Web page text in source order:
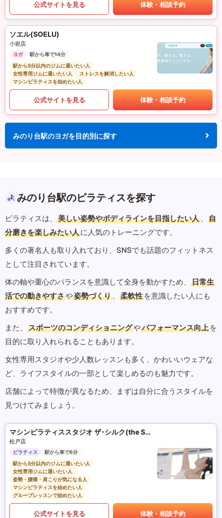
公式サイトを見る 体験・相談予約
ソエル(SOELU)
小岩店
ヨガ
駅から車で14分
駅から5分以内のジムに通いたい人
女性専用ジムに通いたい人
ストレスを解消したい人
マシンピラティスを始めたい人
公式サイトを見る 体験・相談予約
みのり台駅のヨガを目的別に探す
みのり台駅のピラティスを探す
ピラティスは、 美しい姿勢やボディラインを目指したい人 、
自
分磨きを楽しみたい人に人気のトレーニングです。
多くの著名人も取り入れており、SNSでも話題のフィットネス
として注目されています。
体の軸や重心のバランスを意識して全身を動かすため、
日常生
活での動きやすさや姿勢づくり 、 柔軟性 を意識したい人にも
おすすめです。
また、
スポーツのコンディショニングやパフォーマンス向上 を
目的に取り入れられることもあります。
女性専用スタジオや少人数レッスンも多く、かわいいウェアな
ど、ライフスタイルの一部として楽しめるのも魅力です。
店舗によって特徴が異なるため、まずは自分に合うスタイルを
見つけてみましょう。
マシンピラティススタジオ ザ･シルク(the SILK)
松戸店
ピラティス
駅から車で6分
駅から5分以内のジムに通いたい人
女性専用ジムに通いたい人
姿勢・腰痛・肩こりが気になる人
マシンピラティスを始めたい人
グループレッスンで始めたい人
公式サイトを見る 体験・相談予約